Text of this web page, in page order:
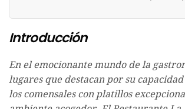
Introducción
En el emocionante mundo de la
lugares que destacan por su
los comensales con platillos